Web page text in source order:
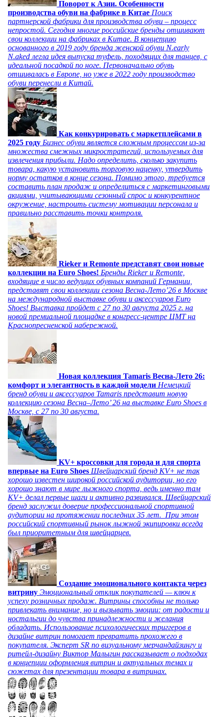
Поворот к Азии. Особенности
производства обуви на фабрике в Китае Поиск
партнерской фабрики для производства обуви – процесс
непростой. Сегодня многие российские бренды отшивают
свои коллекции на фабриках в Китае. В концепцию
основанного в 2019 году бренда женской обуви N.early
N.aked легла идея выпуска туфель, походящих для танцев, с
идеальной посадкой по ноге. Первоначально обувь
отшивалась в Европе, но уже в 2022 году производство
обуви перенесли в Китай.
Как конкурировать с маркетплейсами в
2025 году Бизнес обуви является сложным процессом из-за
множества смежных микростратегий, используемых для
извлечения прибыли. Надо определить, сколько закупить
товара, какую установить торговую наценку, утвердить
норму остатков в конце сезона. Помимо этого, требуется
составить план продаж и определиться с маркетинговыми
акциями, учитывающими сезонный спрос и конкурентное
окружение, настроить систему мотивации персонала и
правильно расставить точки контроля.
Rieker и Remonte представят свои новые
коллекции на Euro Shoes! Бренды Rieker и Remonte,
входящие в число ведущих обувных компаний Германии,
представят свои коллекции сезона Весна-Лето’26 в Москве
на международной выставке обуви и аксессуаров Euro
Shoes! Выставка пройдет c 27 по 30 августа 2025 г. на
новой премиальной площадке в конгресс-центре ЦМТ на
Краснопресненской набережной.
Новая коллекция Tamaris Весна-Лето 26:
комфорт и элегантность в каждой модели Немецкий
бренд обуви и аксессуаров Tamaris представит новую
коллекцию сезона Весна–Лето’ 26 на выставке Euro Shoes в
Москве, с 27 по 30 августа.
KV+ кроссовки для города и для спорта
впервые на Euro Shoes Швейцарский бренд KV+ не так
хорошо известен широкой российской аудитории, но его
хорошо знают в мире лыжного спорта, ведь именно там
KV+ делал первые шаги и активно развивался. Швейцарский
бренд заслужил доверие профессиональной спортивной
аудитории на протяжении последних 35 лет. При этом
российский спортивный рынок лыжной экипировки всегда
был приоритетным для швейцарцев.
Создание эмоционального контакта через
витрину Эмоциональный отклик покупателей — ключ к
успеху розничных продаж. Витрины способны не только
привлекать внимание, но и вызывать эмоции: от радости и
ностальгии до чувства принадлежности и желания
обладать. Использование психологических триггеров в
дизайне витрин помогает превратить прохожего в
покупателя. Эксперт SR по визуальному мерчандайзингу и
ритейл-дизайну Виктор Малыгин рассказывает о подходах
в концепции оформления витрин и актуальных темах и
сюжетах для презентации товара в витринах.